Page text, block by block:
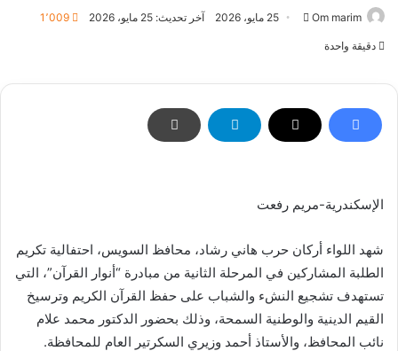
Om marim
أرسل 25 مايو، 2026 آخر تحديث: 25 مايو، 2026 1٬009
دقيقة واحدة
الإسكندرية-مريم رفعت
شهد اللواء أركان حرب هاني رشاد، محافظ السويس، احتفالية تكريم
الطلبة المشاركين في المرحلة الثانية من مبادرة “أنوار القرآن”، التي
تستهدف تشجيع النشء والشباب على حفظ القرآن الكريم وترسيخ
القيم الدينية والوطنية السمحة، وذلك بحضور الدكتور محمد علام
نائب المحافظ، والأستاذ أحمد وزيري السكرتير العام للمحافظة.